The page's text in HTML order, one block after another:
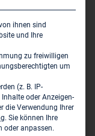
Mit
schonen wir
einer umwelt-
ihnen sind
und Ihre
zu freiwilligen
um
(z. B. IP-
oder Anzeigen-
die Verwendung Ihrer
. Sie können Ihre
oder anpassen.